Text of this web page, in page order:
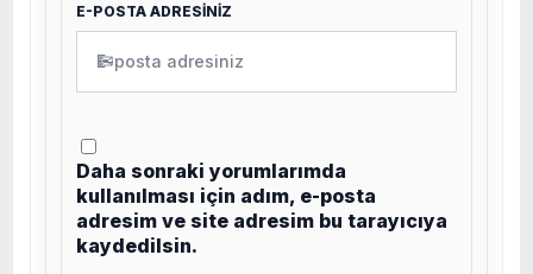
E-POSTA ADRESİNİZ
✉
Daha sonraki yorumlarımda
kullanılması için adım, e-posta
adresim ve site adresim bu tarayıcıya
kaydedilsin.